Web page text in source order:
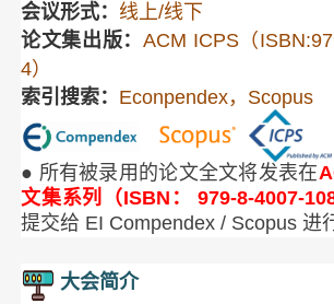
会议形式： 线上/线下
论文集出版： ACM ICPS（
4）
索引搜索： Econpendex，Scopus
● 所有被录用的论文全文将发表在
文集系列（ISBN： 979-8-4007-
提交给 EI Compendex / Scopus 进
大会简介